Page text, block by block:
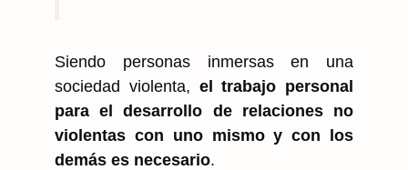
Siendo personas inmersas en una
sociedad violenta, el trabajo personal
para el desarrollo de relaciones no
violentas con uno mismo y con los
demás es necesario.